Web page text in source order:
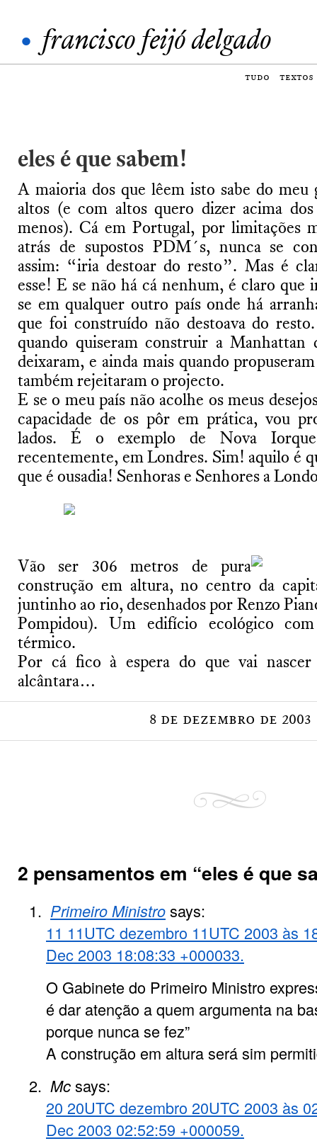
• francisco feijó delgado
tudo textos
eles é que sabem!
A maioria dos que lêem isto sabe do meu
altos (e com altos quero dizer acima
menos). Cá em Portugal, por limitações
atrás de supostos PDM´s, nunca se
assim: “iria destoar do resto”. Mas é
esse! E se não há cá nenhum, é claro que
se em qualquer outro país onde há
que foi construído não destoava do
quando quiseram construir a Manhattan
deixaram, e ainda mais quando
também rejeitaram o projecto.
E se o meu país não acolhe os meus
capacidade de os pôr em prática, vou
lados. É o exemplo de Nova
recentemente, em Londres. Sim! aquilo é
que é ousadia! Senhoras e Senhores a
Vão ser 306 metros de pura
construção em altura, no centro da
juntinho ao rio, desenhados por Renzo
Pompidou). Um edifício ecológico
térmico.
Por cá fico à espera do que vai
alcântara…
8 de dezembro de 2003
2 pensamentos em “eles é que
Primeiro Ministrosays:
11 11UTC dezembro 11UTC 2003 às
Dec 2003 18:08:33 +000033.
O Gabinete do Primeiro Ministro
é dar atenção a quem argumenta na
porque nunca se fez”
A construção em altura será sim
Mcsays:
20 20UTC dezembro 20UTC 2003 às
Dec 2003 02:52:59 +000059.